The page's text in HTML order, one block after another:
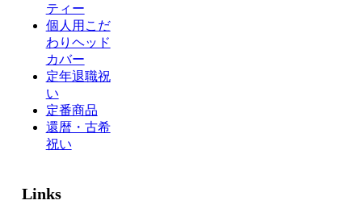
ティー
個人用こだ
わりヘッド
カバー
定年退職祝
い
定番商品
還暦・古希
祝い
Links